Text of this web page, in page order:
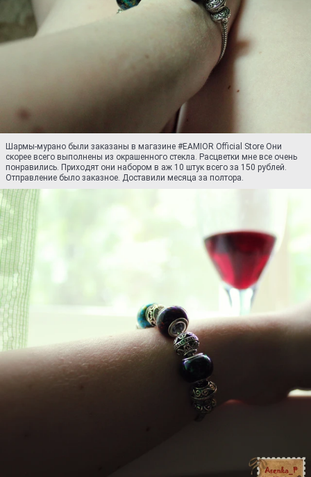
Шармы-мурано были заказаны в магазине #EAMIOR Official Store Они
скорее всего выполнены из окрашенного стекла. Расцветки мне все очень
понравились. Приходят они набором в аж 10 штук всего за 150 рублей.
Отправление было заказное. Доставили месяца за полтора.